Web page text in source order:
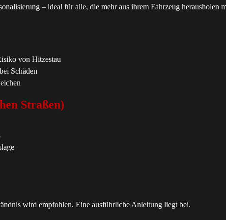
– ideal für alle, die mehr aus ihrem Fahrzeug herausholen
von Hitzestau
Schäden
Straßen)
wird empfohlen. Eine ausführliche Anleitung liegt bei.